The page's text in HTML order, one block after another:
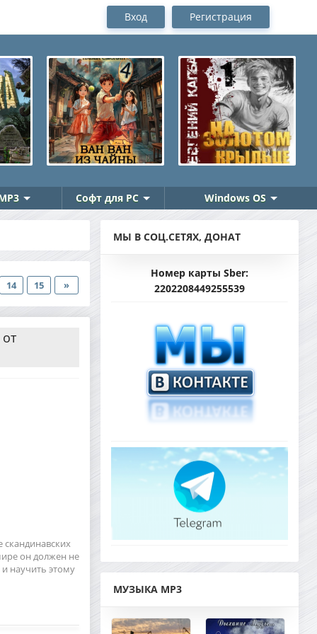
Вход Регистрация
Софт для PC Windows OS
14 15 »
скандинавских
он должен не
научить этому
МЫ В СОЦ.СЕТЯХ, ДОНАТ
Номер карты Sber:
2202208449255539
МУЗЫКА MP3